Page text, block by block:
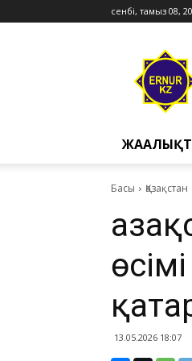
сенбі, тамыз 08,
Ernur
Press
Басы Қазақстан
13.05.2026 18:07